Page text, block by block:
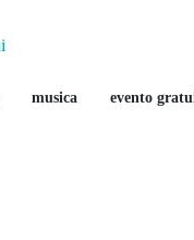
musica evento